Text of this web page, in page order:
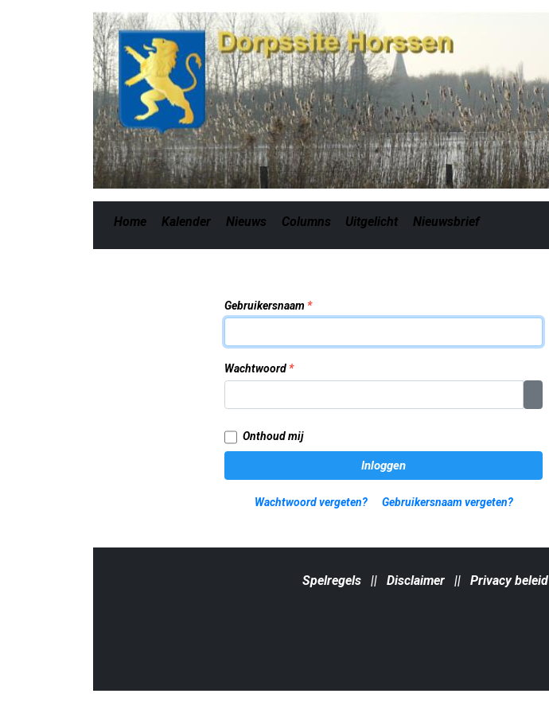
Home Kalender Nieuws Columns Uitgelicht Nieuwsbrief
Gebruikersnaam *
Wachtwoord *
Onthoud mij
Inloggen
Wachtwoord vergeten? Gebruikersnaam vergeten?
Spelregels || Disclaimer || Privacy beleid